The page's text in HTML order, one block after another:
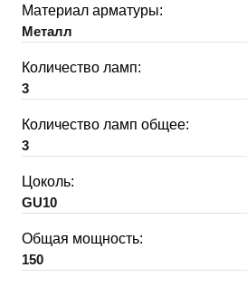
Материал арматуры:
Металл
Количество ламп:
3
Количество ламп общее:
3
Цоколь:
GU10
Общая мощность:
150